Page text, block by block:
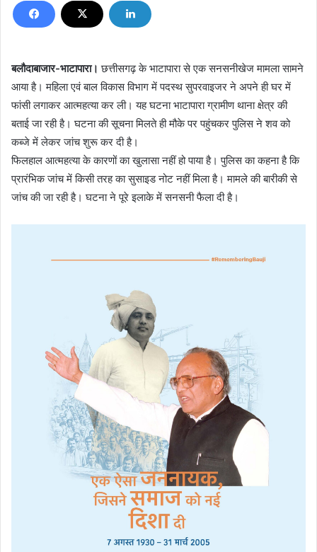
बलौदाबाजार-भाटापारा। छत्तीसगढ़ के भाटापारा से एक सनसनीखेज मामला सामने
आया है। महिला एवं बाल विकास विभाग में पदस्थ सुपरवाइजर ने अपने ही घर में
फांसी लगाकर आत्महत्या कर ली। यह घटना भाटापारा ग्रामीण थाना क्षेत्र की
बताई जा रही है। घटना की सूचना मिलते ही मौके पर पहुंचकर पुलिस ने शव को
कब्जे में लेकर जांच शुरू कर दी है।
फिलहाल आत्महत्या के कारणों का खुलासा नहीं हो पाया है। पुलिस का कहना है कि
प्रारंभिक जांच में किसी तरह का सुसाइड नोट नहीं मिला है। मामले की बारीकी से
जांच की जा रही है। घटना ने पूरे इलाके में सनसनी फैला दी है।